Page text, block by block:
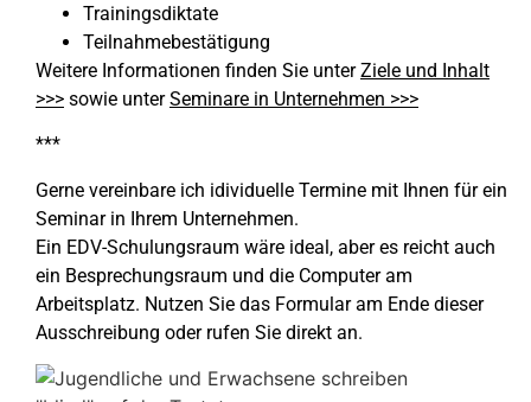
Trainingsdiktate
Teilnahmebestätigung
Weitere Informationen finden Sie unterZiele und Inhalt
>>> sowie unterSeminare in Unternehmen >>>
***
Gerne vereinbare ich idividuelle Termine mit Ihnen für ein
Seminar in Ihrem Unternehmen.
Ein EDV-Schulungsraum wäre ideal, aber es reicht auch
ein Besprechungsraum und die Computer am
Arbeitsplatz. Nutzen Sie das Formular am Ende dieser
Ausschreibung oder rufen Sie direkt an.